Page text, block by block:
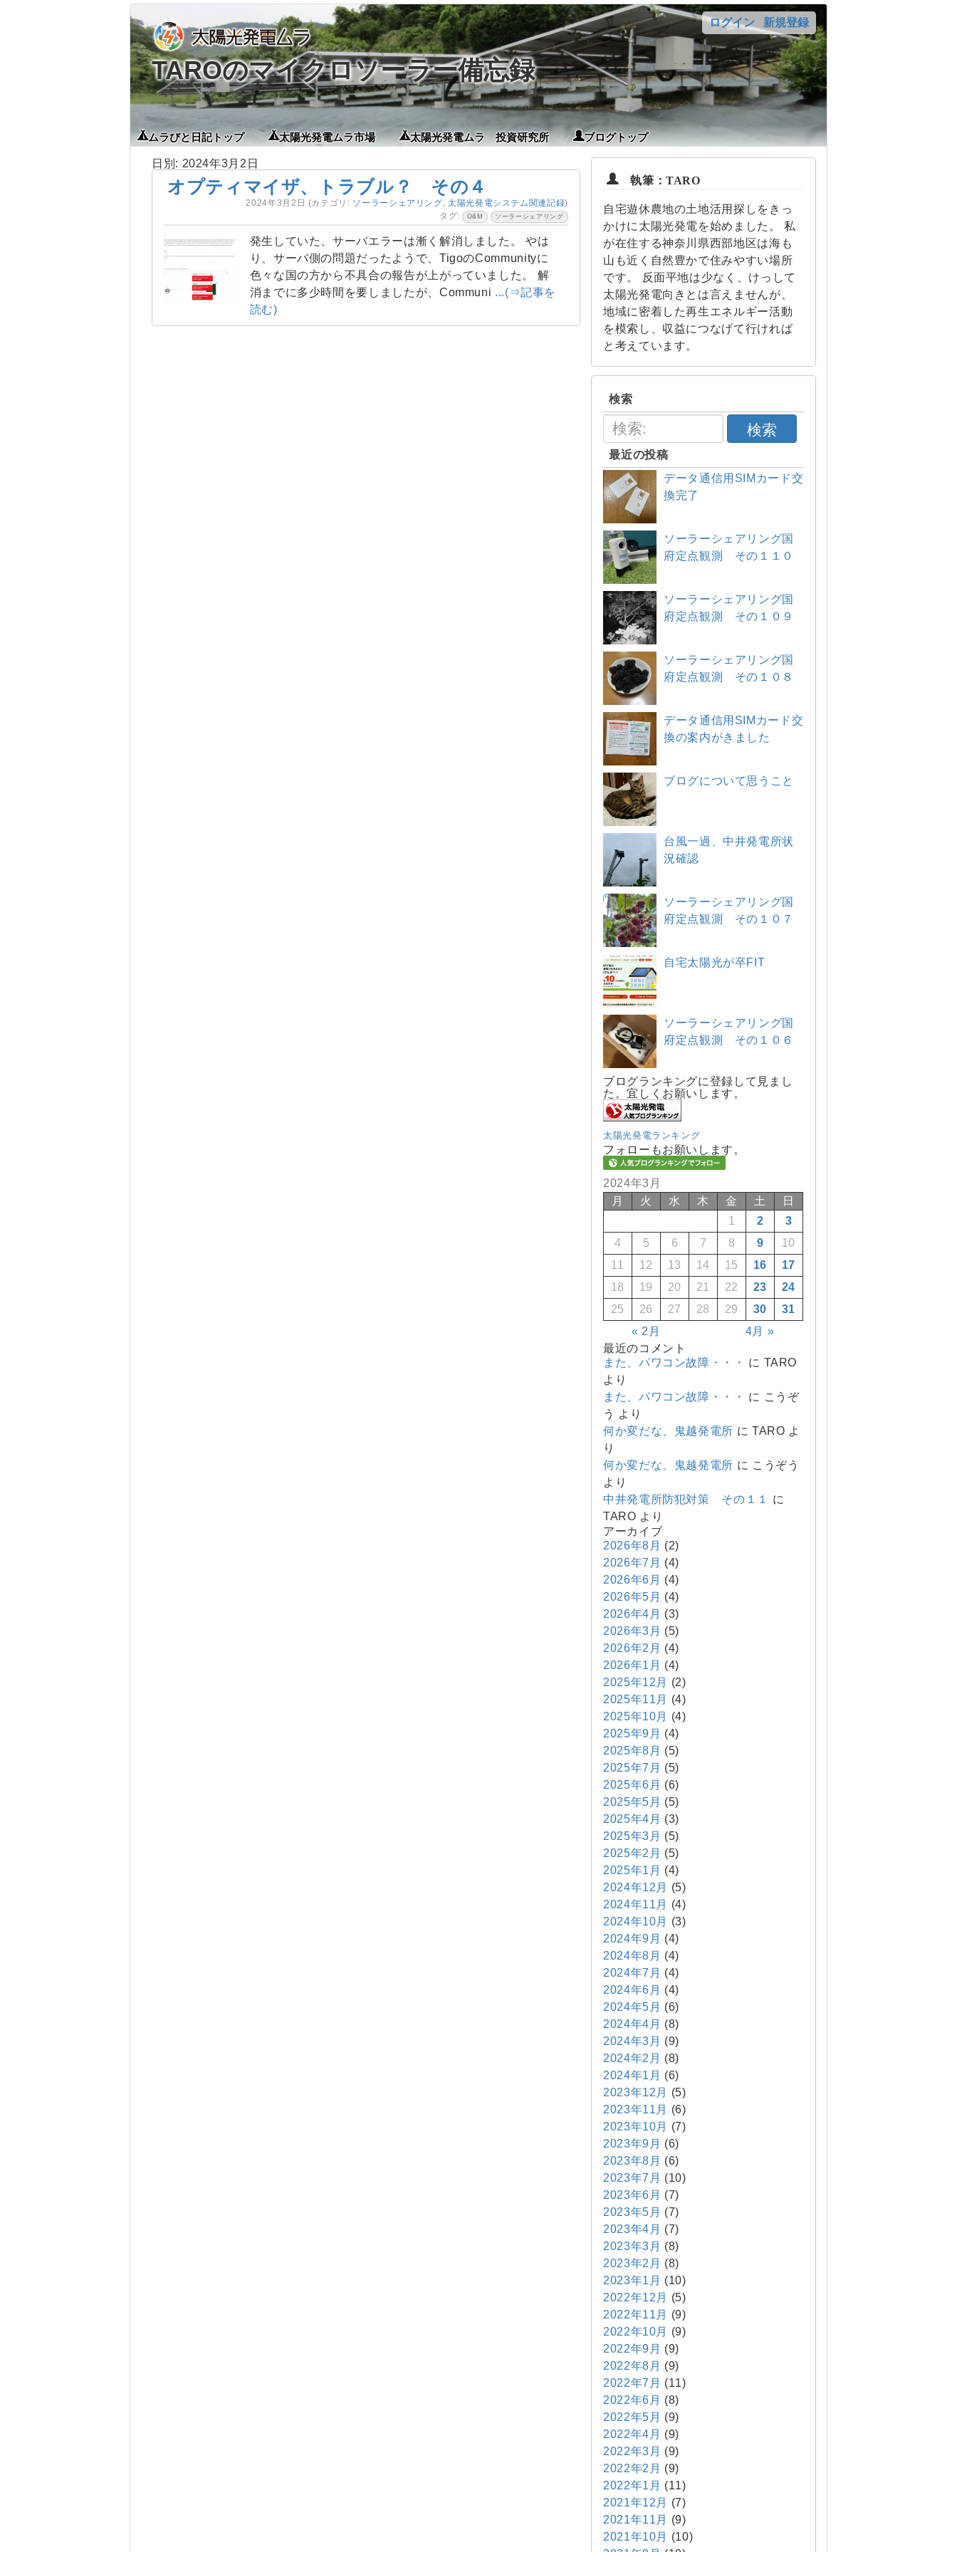
TAROのマイクロソーラー備忘録
ログイン 新規登録
ムラびと日記トップ 太陽光発電ムラ市場 太陽光発電ムラ 投資研究所 ブログトップ
日別: 2024年3月2日
オプティマイザ、トラブル？ その４
2024年3月2日 (カテゴリ: ソーラーシェアリング,太陽光発電システム関連記録)
タグ:
O&M ソーラーシェアリング
発生していた、サーバエラーは漸く解消しました。 やは
り、サーバ側の問題だったようで、TigoのCommunityに
色々な国の方から不具合の報告が上がっていました。 解
消までに多少時間を要しましたが、Communi ...(⇒記事を
読む)
執筆：TARO
自宅遊休農地の土地活用探しをきっ
かけに太陽光発電を始めました。 私
が在住する神奈川県西部地区は海も
山も近く自然豊かで住みやすい場所
です。 反面平地は少なく、けっして
太陽光発電向きとは言えませんが、
地域に密着した再生エネルギー活動
を模索し、収益につなげて行ければ
と考えています。
検索
検索
最近の投稿
データ通信用SIMカード交
換完了
ソーラーシェアリング国
府定点観測 その１１０
ソーラーシェアリング国
府定点観測 その１０９
ソーラーシェアリング国
府定点観測 その１０８
データ通信用SIMカード交
換の案内がきました
ブログについて思うこと
台風一過、中井発電所状
況確認
ソーラーシェアリング国
府定点観測 その１０７
自宅太陽光が卒FIT
ソーラーシェアリング国
府定点観測 その１０６
ブログランキングに登録して見まし
た。宜しくお願いします。
太陽光発電ランキング
フォローもお願いします。
2024年3月
月
火 水 木 金 土 日
« 2月 4月 »
1 2
3
4
5 6 7 8 9
10
11
12 13 14 15 16
17
18
19 20 21 22 23
24
25
26 27 28 29 30 31
最近のコメント
また、パワコン故障・・・
に TARO
より
また、パワコン故障・・・
に こうぞ
う
より
何か変だな、鬼越発電所 に TARO よ
り
何か変だな、鬼越発電所 に こうぞう
より
中井発電所防犯対策 その１１
に
TARO より
アーカイブ
2026年8月 (2)
2026年7月 (4)
2026年6月 (4)
2026年5月 (4)
2026年4月 (3)
2026年3月 (5)
2026年2月 (4)
2026年1月 (4)
2025年12月
(2)
2025年11月
(4)
2025年10月
(4)
2025年9月 (4)
2025年8月 (5)
2025年7月 (5)
2025年6月 (6)
2025年5月 (5)
2025年4月 (3)
2025年3月 (5)
2025年2月 (5)
2025年1月 (4)
2024年12月
(5)
2024年11月
(4)
2024年10月
(3)
2024年9月 (4)
2024年8月 (4)
2024年7月 (4)
2024年6月 (4)
2024年5月 (6)
2024年4月 (8)
2024年3月 (9)
2024年2月 (8)
2024年1月 (6)
2023年12月
(5)
2023年11月
(6)
2023年10月
(7)
2023年9月 (6)
2023年8月 (6)
2023年7月 (10)
2023年6月 (7)
2023年5月 (7)
2023年4月 (7)
2023年3月 (8)
2023年2月 (8)
2023年1月 (10)
2022年12月
(5)
2022年11月
(9)
2022年10月
(9)
2022年9月 (9)
2022年8月 (9)
2022年7月 (11)
2022年6月 (8)
2022年5月 (9)
2022年4月 (9)
2022年3月 (9)
2022年2月 (9)
2022年1月 (11)
2021年12月
(7)
2021年11月
(9)
2021年10月
(10)